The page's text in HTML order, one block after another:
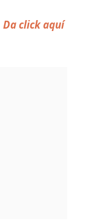
Da click aquí